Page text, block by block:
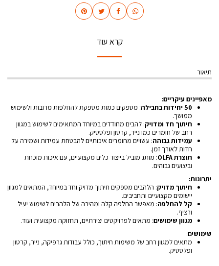
קרא עוד
תיאור
מאפיינים עיקריים:
50 יחידות בחבילה
: מספקים כמות מספקת להחלפות מרובות ולשימוש
ממושך.
חיתוך חד ומדויק: להבים מחודדים במיוחד המתאימים לשימוש במגוון
רחב של חומרים כמו נייר, קרטון ופלסטיק.
עמידות גבוהה: עשויים מחומרים איכותיים להבטחת עמידות ושמירה על
חדות לאורך זמן.
תוצרת OLFA
: מותג מוביל בייצור כלים מקצועיים, עם איכות מוכחת
וביצועים גבוהים.
יתרונות:
חיתוך מדויק: הלהבים מספקים חיתוך מדויק וחד במיוחד, המתאים למגוון
יישומים מקצועיים ותחביבים.
קל להחלפה: מאפשר החלפה קלה ומהירה של הלהבים לשימוש יעיל
ורציף.
מגוון שימושים: מתאים לפרויקטים יצירתיים, תחזוקה מקצועית ועוד.
שימושים:
מתאים למגוון רחב של משימות חיתוך, כולל עבודות גרפיקה, נייר, קרטון
ופלסטיק.